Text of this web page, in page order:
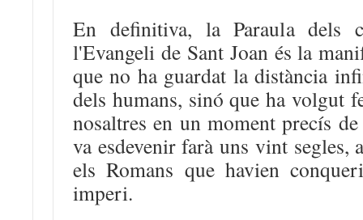
En definitiva, la Paraula dels
l'Evangeli de Sant Joan és la
que no ha guardat la distància
dels humans, sinó que ha volgut
nosaltres en un moment precís
va esdevenir farà uns vint segles,
els Romans que havien
imperi.